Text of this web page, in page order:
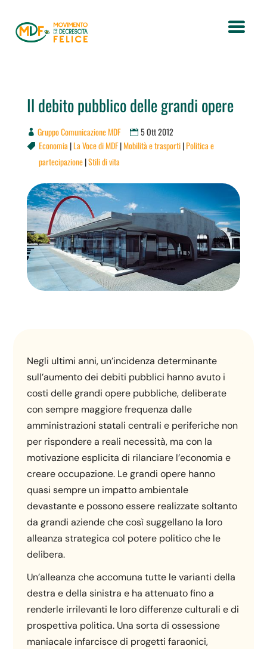
Il debito pubblico delle grandi opere
Gruppo Comunicazione MDF 5 Ott 2012
 Economia |La Voce di MDF|Mobilità e trasporti|Politica e
partecipazione|Stili di vita
Negli ultimi anni, un’incidenza determinante
sull’aumento dei debiti pubblici hanno avuto i
costi delle grandi opere pubbliche, deliberate
con sempre maggiore frequenza dalle
amministrazioni statali centrali e periferiche non
per rispondere a reali necessità, ma con la
motivazione esplicita di rilanciare l’economia e
creare occupazione. Le grandi opere hanno
quasi sempre un impatto ambientale
devastante e possono essere realizzate soltanto
da grandi aziende che così suggellano la loro
alleanza strategica col potere politico che le
delibera.
Un’alleanza che accomuna tutte le varianti della
destra e della sinistra e ha attenuato fino a
renderle irrilevanti le loro differenze culturali e di
prospettiva politica. Una sorta di ossessione
maniacale infarcisce di progetti faraonici,